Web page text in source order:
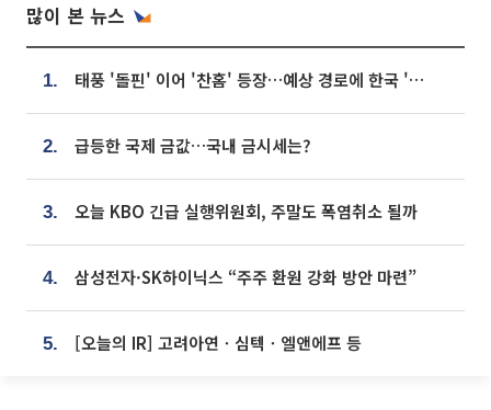
많이 본 뉴스
1. 태풍 '돌핀' 이어 '찬홈' 등장…예상 경로에 한국 '한숨'
2. 급등한 국제 금값…국내 금시세는?
3. 오늘 KBO 긴급 실행위원회, 주말도 폭염취소 될까
4. 삼성전자·SK하이닉스 “주주 환원 강화 방안 마련”
5. [오늘의 IR] 고려아연ㆍ심텍ㆍ엘앤에프 등